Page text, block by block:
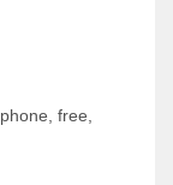
free,